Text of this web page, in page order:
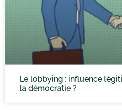
Le lobbying : influence
la démocratie ?